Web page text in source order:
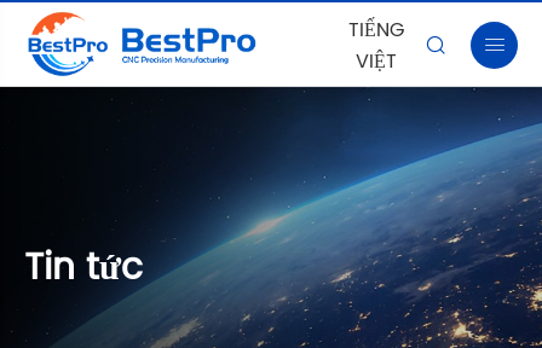
TIẾNG
VIỆT
 
Tin tức